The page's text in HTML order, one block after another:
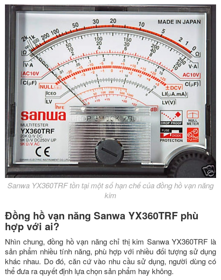
Sanwa YX360TRF tồn tại một số hạn chế của đồng hồ vạn năng
kim
Đồng hồ vạn năng Sanwa YX360TRF phù
hợp với ai?
Nhìn chung, đồng hồ vạn năng chỉ thị kim Sanwa YX360TRF là
sản phẩm nhiều tính năng, phù hợp với nhiều đối tượng sử dụng
khác nhau. Do đó, căn cứ vào nhu cầu sử dụng, người dùng có
thể đưa ra quyết định lựa chọn sản phẩm hay không.